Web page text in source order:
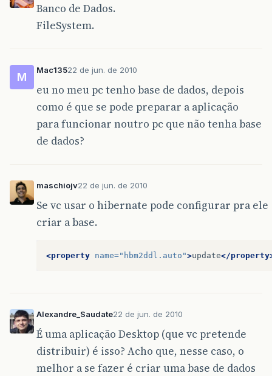
Banco de Dados.
FileSystem.
M
Mac13522 de jun. de 2010
eu no meu pc tenho base de dados, depois
como é que se pode preparar a aplicação
para funcionar noutro pc que não tenha base
de dados?
maschiojv22 de jun. de 2010
Se vc usar o hibernate pode configurar pra ele
criar a base.
<property name="hbm2ddl.auto">update</
Alexandre_Saudate22 de jun. de 2010
É uma aplicação Desktop (que vc pretende
distribuir) é isso? Acho que, nesse caso, o
melhor a se fazer é criar uma base de dados